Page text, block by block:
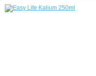
Easy Life Kalium 250ml